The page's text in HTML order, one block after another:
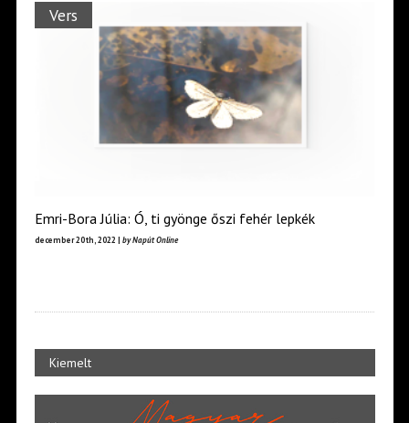
Vers
Emri-Bora Júlia: Ó, ti gyönge őszi fehér lepkék
december 20th, 2022 | by Napút Online
Kiemelt